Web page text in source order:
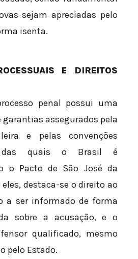
sejam apreciadas pelo
isenta.
E DIREITOS
penal possui uma
garantias assegurados pela
e pelas convenções
das quais o Brasil é
o Pacto de São José da
eles, destaca-se o direito ao
a ser informado de forma
sobre a acusação, e o
qualificado, mesmo
pelo Estado.